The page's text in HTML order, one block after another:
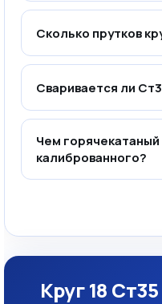
Сколько прутков
Сваривается ли
Чем горячекатаный
калиброванного?
Круг 18